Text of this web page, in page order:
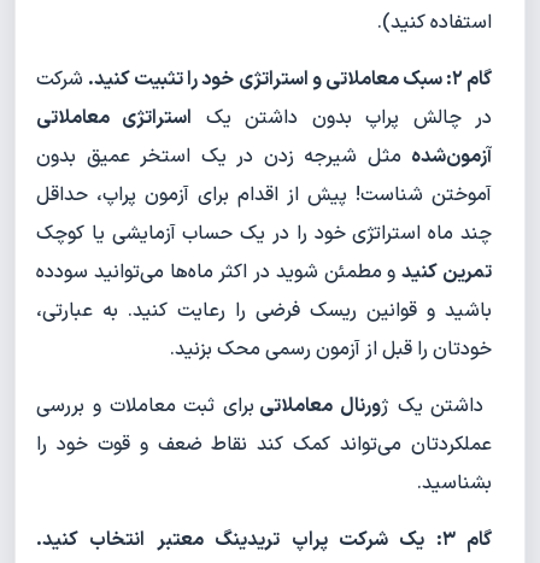
استفاده کنید).
گام ۲: سبک معاملاتی و استراتژی خود را تثبیت کنید.
شرکت
در چالش پراپ بدون داشتن یک استراتژی معاملاتی
آزمون‌شده مثل شیرجه زدن در یک استخر عمیق بدون
آموختن شناست! پیش از اقدام برای آزمون پراپ، حداقل
چند ماه استراتژی خود را در یک حساب آزمایشی یا کوچک
تمرین کنیدو مطمئن شوید در اکثر ماه‌ها می‌توانید سودده
باشید و قوانین ریسک فرضی را رعایت کنید. به عبارتی،
خودتان را قبل از آزمون رسمی محک بزنید.
داشتن یک ژورنال معاملاتی برای ثبت معاملات و بررسی
عملکردتان می‌تواند کمک کند نقاط ضعف و قوت خود را
بشناسید.
گام ۳: یک شرکت پراپ تریدینگ معتبر انتخاب کنید.